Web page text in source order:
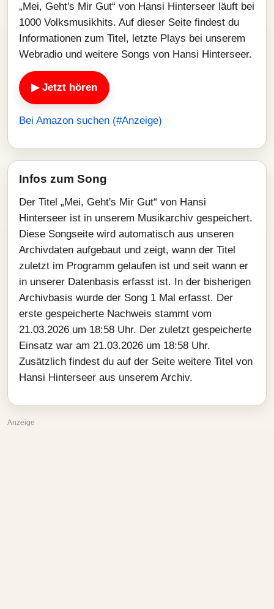
„Mei, Geht's Mir Gut“ von Hansi Hinterseer läuft bei
1000 Volksmusikhits. Auf dieser Seite findest du
Informationen zum Titel, letzte Plays bei unserem
Webradio und weitere Songs von Hansi Hinterseer.
▶ Jetzt hören
Bei Amazon suchen (#Anzeige)
Infos zum Song
Der Titel „Mei, Geht's Mir Gut“ von Hansi
Hinterseer ist in unserem Musikarchiv gespeichert.
Diese Songseite wird automatisch aus unseren
Archivdaten aufgebaut und zeigt, wann der Titel
zuletzt im Programm gelaufen ist und seit wann er
in unserer Datenbasis erfasst ist. In der bisherigen
Archivbasis wurde der Song 1 Mal erfasst. Der
erste gespeicherte Nachweis stammt vom
21.03.2026 um 18:58 Uhr. Der zuletzt gespeicherte
Einsatz war am 21.03.2026 um 18:58 Uhr.
Zusätzlich findest du auf der Seite weitere Titel von
Hansi Hinterseer aus unserem Archiv.
Anzeige